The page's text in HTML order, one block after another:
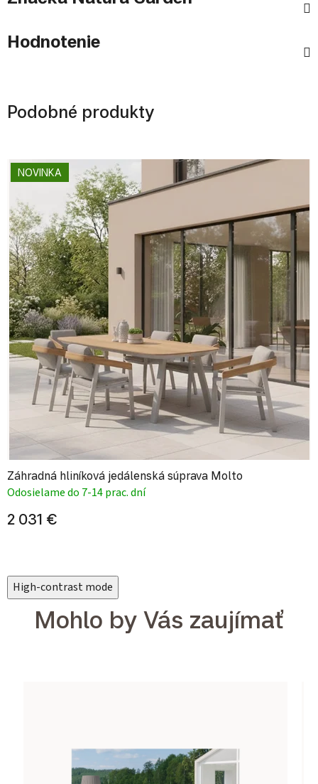
Hodnotenie
Podobné produkty
NOVINKA
Záhradná hliníková jedálenská súprava Molto
Odosielame do 7-14 prac. dní
2 031 €
High-contrast mode
Mohlo by Vás zaujímať